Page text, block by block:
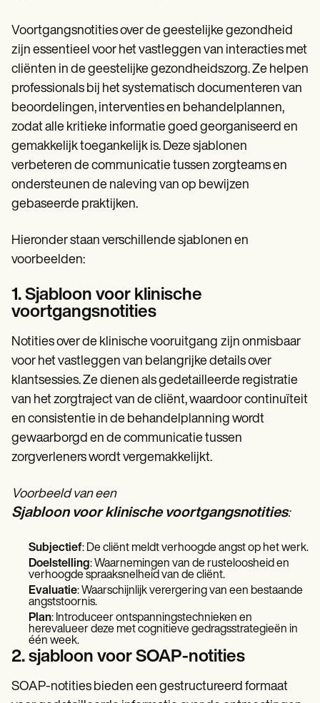
Voortgangsnotities over de geestelijke gezondheid
zijn essentieel voor het vastleggen van interacties met
cliënten in de geestelijke gezondheidszorg. Ze helpen
professionals bij het systematisch documenteren van
beoordelingen, interventies en behandelplannen,
zodat alle kritieke informatie goed georganiseerd en
gemakkelijk toegankelijk is. Deze sjablonen
verbeteren de communicatie tussen zorgteams en
ondersteunen de naleving van op bewijzen
gebaseerde praktijken.
Hieronder staan verschillende sjablonen en
voorbeelden:
1. Sjabloon voor klinische
voortgangsnotities
Notities over de klinische vooruitgang zijn onmisbaar
voor het vastleggen van belangrijke details over
klantsessies. Ze dienen als gedetailleerde registratie
van het zorgtraject van de cliënt, waardoor continuïteit
en consistentie in de behandelplanning wordt
gewaarborgd en de communicatie tussen
zorgverleners wordt vergemakkelijkt.
Voorbeeld van een
Sjabloon voor klinische voortgangsnotities:
Subjectief: De cliënt meldt verhoogde angst op het werk.
Doelstelling: Waarnemingen van de rusteloosheid en
verhoogde spraaksnelheid van de cliënt.
Evaluatie: Waarschijnlijk verergering van een bestaande
angststoornis.
Plan: Introduceer ontspanningstechnieken en
herevalueer deze met cognitieve gedragsstrategieën in
één week.
2. sjabloon voor SOAP-notities
SOAP-notities bieden een gestructureerd formaat